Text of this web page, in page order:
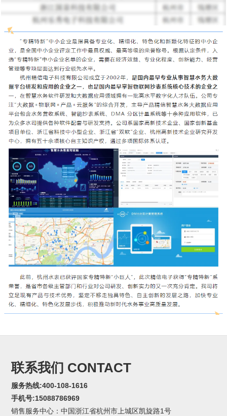
联系我们 CONTACT
服务热线:400-108-1616
手机号:15088786969
销售服务中心：中国浙江省杭州市上城区凯旋路1号